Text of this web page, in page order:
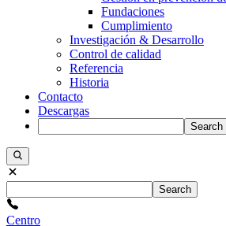
Fundaciones
Cumplimiento
Investigación & Desarrollo
Control de calidad
Referencia
Historia
Contacto
Descargas
Search
Search
Centro